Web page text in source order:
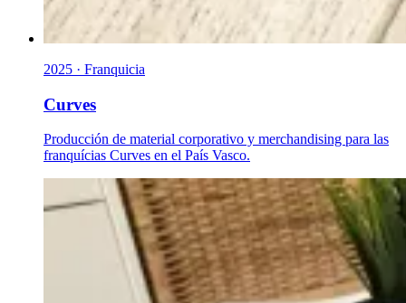
2025 · Franquicia
Curves
Producción de material corporativo y merchandising para las
franquícias Curves en el País Vasco.